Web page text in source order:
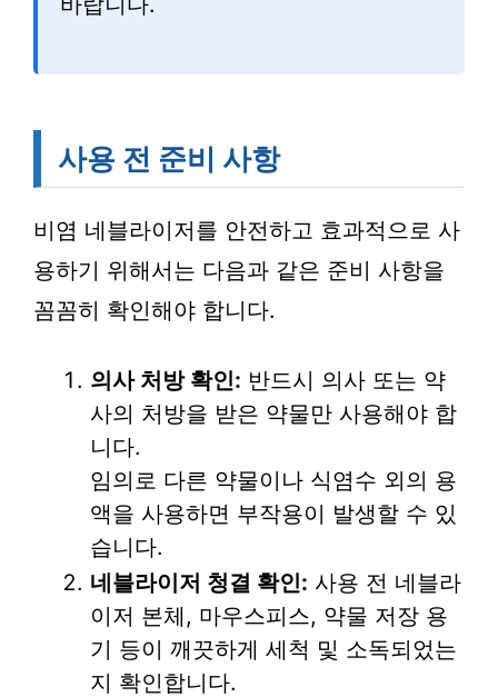
사용 전 준비 사항
비염 네블라이저를 안전하고 효과적으로 사
용하기 위해서는 다음과 같은 준비 사항을
꼼꼼히 확인해야 합니다.
의사 처방 확인: 반드시 의사 또는 약
사의 처방을 받은 약물만 사용해야 합
니다.
임의로 다른 약물이나 식염수 외의 용
액을 사용하면 부작용이 발생할 수 있
습니다.
네블라이저 청결 확인: 사용 전 네블라
이저 본체, 마우스피스, 약물 저장 용
기 등이 깨끗하게 세척 및 소독되었는
지 확인합니다.